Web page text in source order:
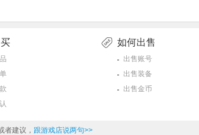
如何出售
出售账号
出售装备
出售金币
者建议， 跟游戏店说两句>>